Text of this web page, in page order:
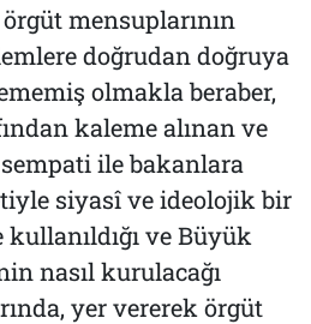
mensuplarının
doğrudan doğruya
olmakla beraber,
kaleme alınan ve
ile bakanlara
siyasî ve ideolojik bir
ve Büyük
nasıl kurulacağı
yer vererek örgüt